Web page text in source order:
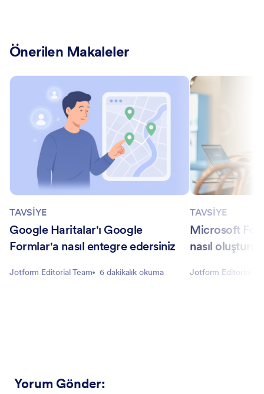
Önerilen Makaleler
TAVSİYE
Google Haritalar'ı Google
Formlar'a nasıl entegre edersiniz
Jotform Editorial Team 6 dakikalık okuma
TAVSİYE
Microsoft
nasıl
Jotform Editorial
Yorum Gönder: